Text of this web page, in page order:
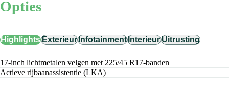
Opties
HighlightsExterieurInfotainmentInterieurUitrusting
17-inch lichtmetalen velgen met 225/45 R17-banden
Actieve rijbaanassistentie (LKA)